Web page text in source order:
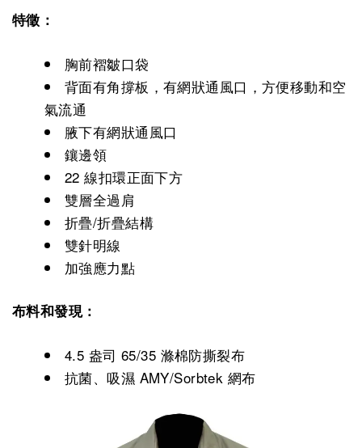
特徵：
胸前褶皺口袋
背面有角撐板，有網狀通風口，方便移動和空
氣流通
腋下有網狀通風口
鑲邊領
22 線扣環正面下方
雙層全過肩
折疊/折疊結構
雙針明線
加強應力點
布料和發現：
4.5 盎司 65/35 滌棉防撕裂布
抗菌、吸濕 AMY/Sorbtek 網布